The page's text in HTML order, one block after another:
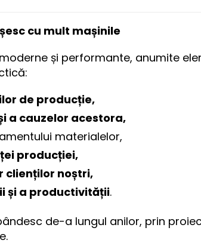
cu mult mașinile
și performante, anumite
de producție,
a cauzelor acestora,
materialelor,
producției,
noștri,
și a productivității.
de-a lungul anilor, prin